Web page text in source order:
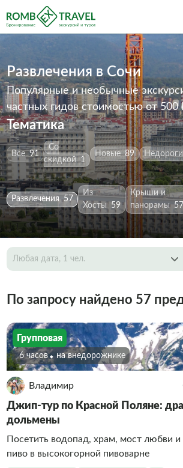
Развлечения в Сочи
Популярные и необычные
частных гидовстоимостью от 500
Тематика
Все 91
Со
скидкой 1
Новые 89
Развлечения 57
Из
Хосты
59
Крыши и
панорамы 57
Любая дата, 1 чел.
По запросу найдено 57
Групповая
6 часов На внедорожнике
Владимир
Джип-тур по Красной Поляне:
дольмены
Посетить водопад, храм, мост любви и
пиво в высокогорной пивоварне